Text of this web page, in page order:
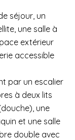
séjour, un
une salle à
extérieur
accessible
par un escalier
à deux lits
une
et une salle
double avec